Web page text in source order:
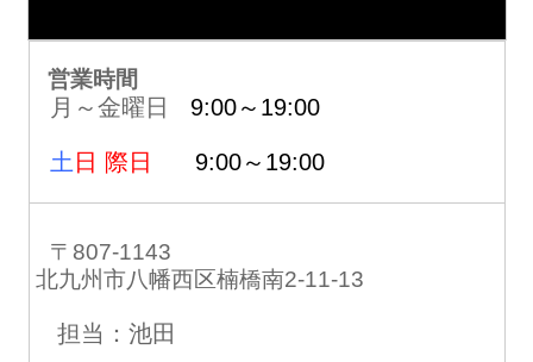
営業時間
月～金曜日 9:00～19:00
土 日 際日 9:00～19:00
〒807-1143
北九州市八幡西区楠橋南2-11-13
担当：池田